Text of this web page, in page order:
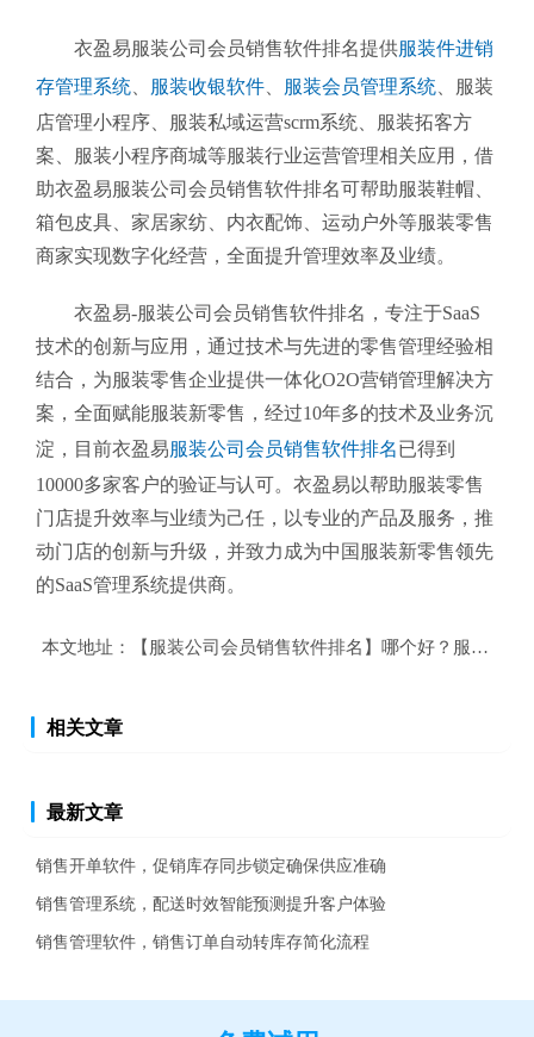
衣盈易服装公司会员销售软件排名提供服装件进销
存管理系统
服装收银软件 服装会员管理系统
服装
店管理小程序、服装私域运营scrm系统、服装拓客方
案、服装小程序商城等服装行业运营管理相关应用，借
助衣盈易服装公司会员销售软件排名可帮助服装鞋帽、
箱包皮具、家居家纺、内衣配饰、运动户外等服装零售
商家实现数字化经营，全面提升管理效率及业绩。
衣盈易-服装公司会员销售软件排名 ，专注于SaaS
技术的创新与应用，通过技术与先进的零售管理经验相
结合，为服装零售企业提供一体化O2O营销管理解决方
案，全面赋能服装新零售，经过10年多的技术及业务沉
淀，目前衣盈易服装公司会员销售软件排名已得到
10000多家客户的验证与认可。衣盈易以帮助服装零售
门店提升效率与业绩为己任，以专业的产品及服务，推
动门店的创新与升级，并致力成为中国服装新零售领先
的SaaS管理系统提供商。
本文地址： 【服装公司会员销售软件排名】哪个好？服装公
相关文章
最新文章
销售开单软件，促销库存同步锁定确保供应准确
销售管理系统，配送时效智能预测提升客户体验
销售管理软件，销售订单自动转库存简化流程